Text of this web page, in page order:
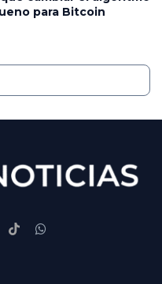
para Bitcoin